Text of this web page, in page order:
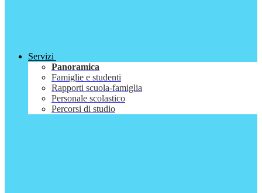
Servizi
Panoramica
Famiglie e studenti
Rapporti scuola-famiglia
Personale scolastico
Percorsi di studio